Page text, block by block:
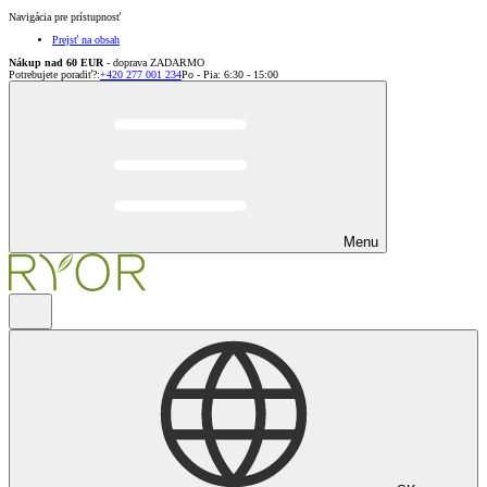
Navigácia pre prístupnosť
Prejsť na obsah
Nákup nad 60 EUR - doprava ZADARMO
Potrebujete poradiť?:+420 277 001 234Po - Pia: 6:30 - 15:00
Menu